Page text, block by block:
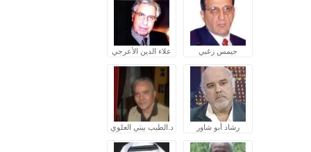
جيمس زغبي علاء الدين الأعرجي
رشاد أبو شاور د.الطيب بيتي العلوي